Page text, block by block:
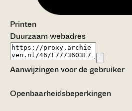
Printen
Duurzaam webadres
Aanwijzingen voor de gebruiker
Openbaarheidsbeperkingen